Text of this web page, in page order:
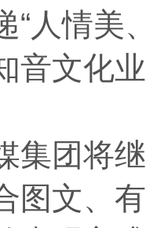
“人情美
音文化
集团将
图文、